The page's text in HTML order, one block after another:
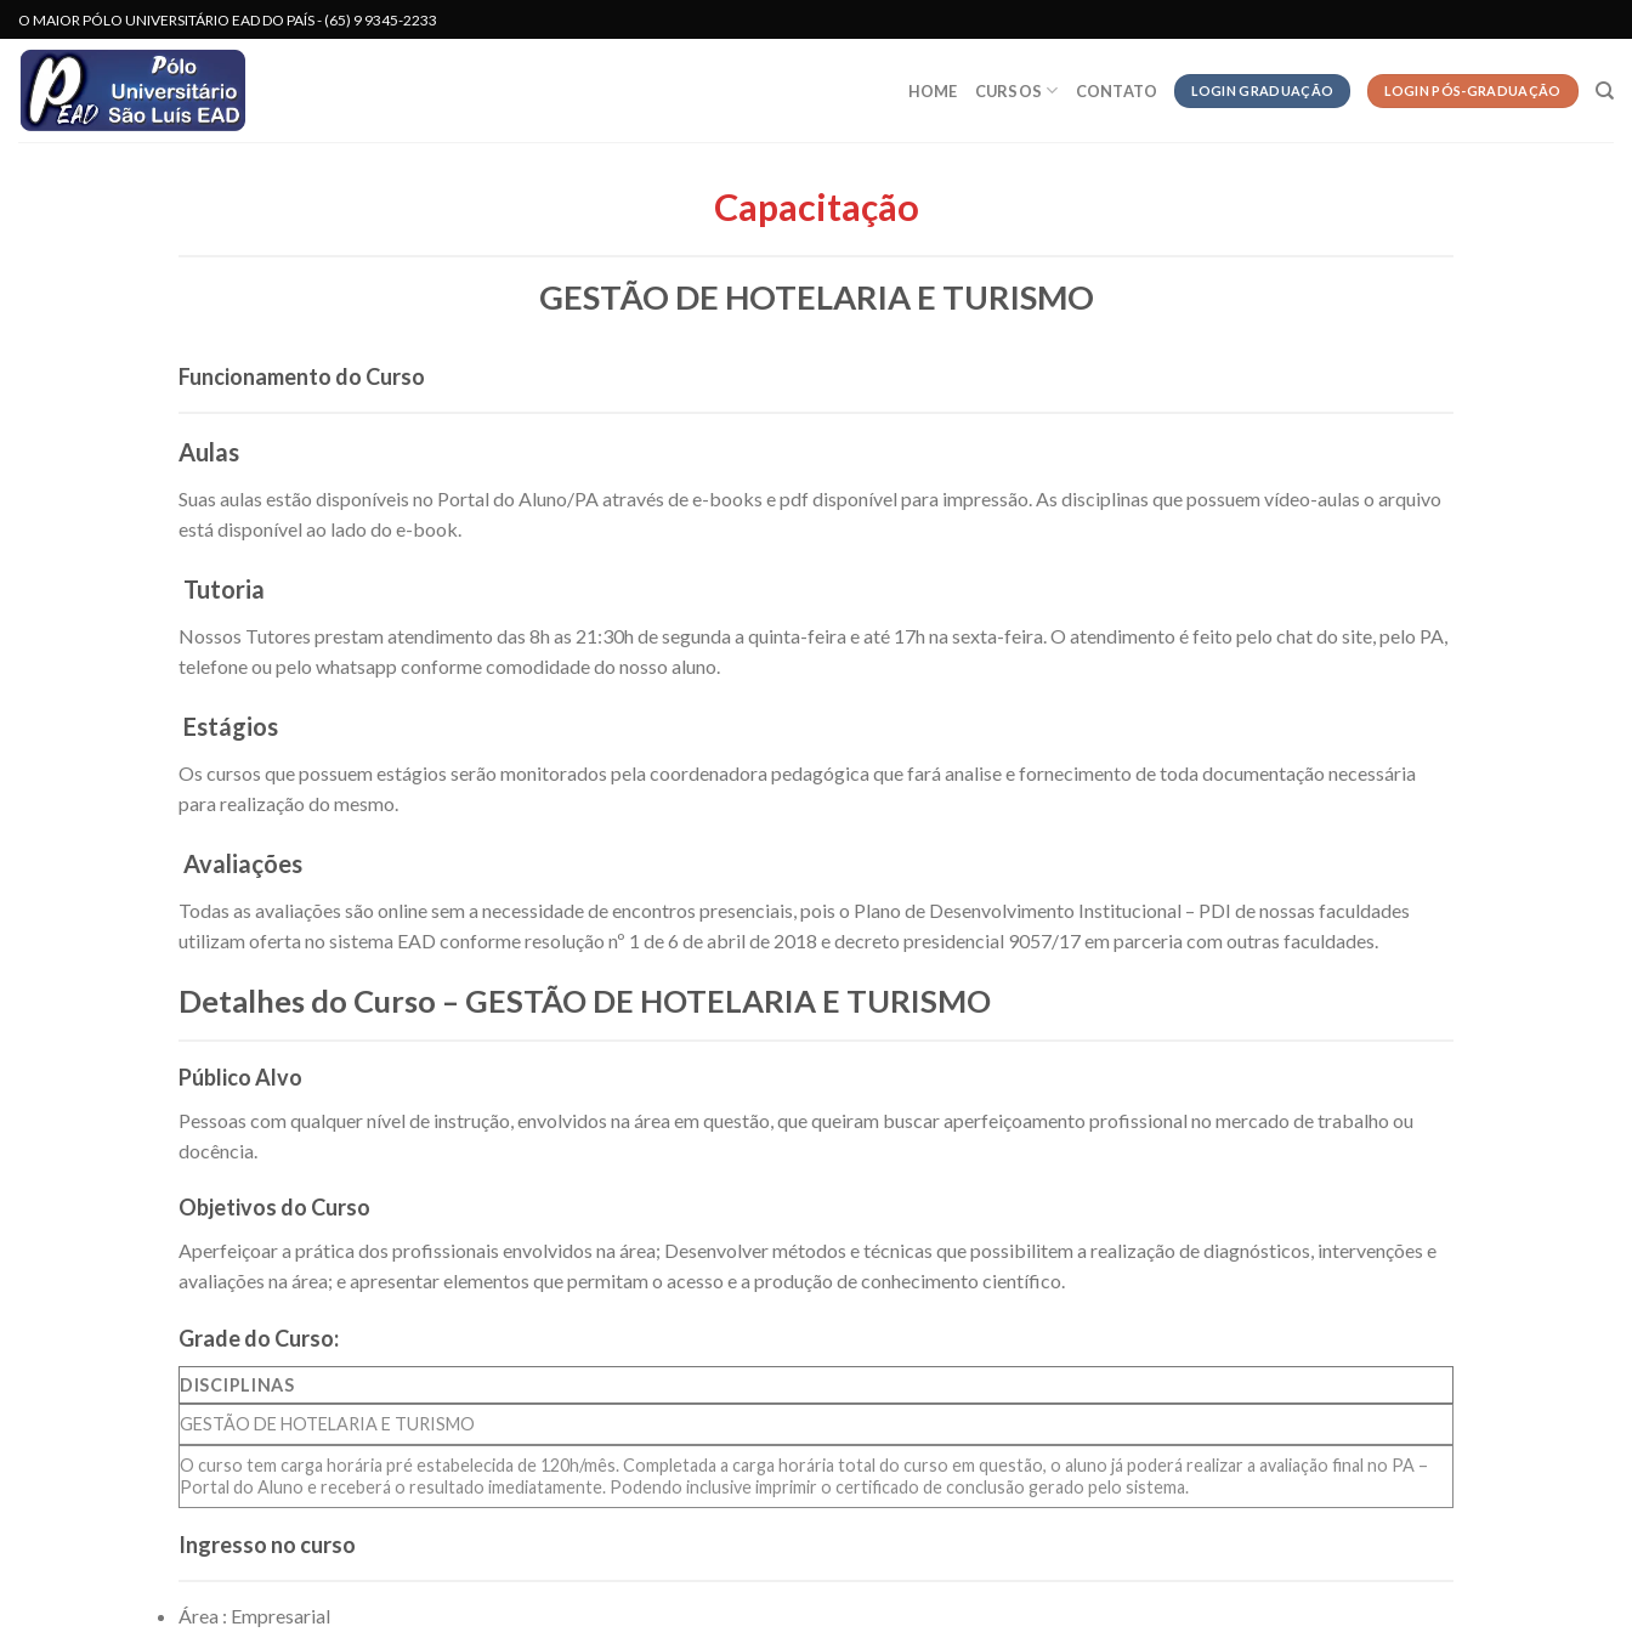
Skip
to
content
O MAIOR PÓLO UNIVERSITÁRIO EAD DO PAÍS - (65) 9 9345-2233
HOME CURSOS CONTATO LOGIN GRADUAÇÃO LOGIN PÓS-GRADUAÇÃO
Capacitação
GESTÃO DE HOTELARIA E TURISMO
Funcionamento do Curso
Aulas
Suas aulas estão disponíveis no Portal do Aluno/PA através de e-books e pdf disponível para impressão. As disciplinas que possuem vídeo-aulas o arquivo
está disponível ao lado do e-book.
Tutoria
Nossos Tutores prestam atendimento das 8h as 21:30h de segunda a quinta-feira e até 17h na sexta-feira. O atendimento é feito pelo chat do site, pelo PA,
telefone ou pelo whatsapp conforme comodidade do nosso aluno.
Estágios
Os cursos que possuem estágios serão monitorados pela coordenadora pedagógica que fará analise e fornecimento de toda documentação necessária
para realização do mesmo.
Avaliações
Todas as avaliações são online sem a necessidade de encontros presenciais, pois o Plano de Desenvolvimento Institucional – PDI de nossas faculdades
utilizam oferta no sistema EAD conforme resolução nº 1 de 6 de abril de 2018 e decreto presidencial 9057/17 em parceria com outras faculdades.
Detalhes do Curso – GESTÃO DE HOTELARIA E TURISMO
Público Alvo
Pessoas com qualquer nível de instrução, envolvidos na área em questão, que queiram buscar aperfeiçoamento profissional no mercado de trabalho ou
docência.
Objetivos do Curso
Aperfeiçoar a prática dos profissionais envolvidos na área; Desenvolver métodos e técnicas que possibilitem a realização de diagnósticos, intervenções e
avaliações na área; e apresentar elementos que permitam o acesso e a produção de conhecimento científico.
Grade do Curso:
DISCIPLINAS
GESTÃO DE HOTELARIA E TURISMO
O curso tem carga horária pré estabelecida de 120h/mês. Completada a carga horária total do curso em questão, o aluno já poderá realizar a avaliação final no PA –
Portal do Aluno e receberá o resultado imediatamente. Podendo inclusive imprimir o certificado de conclusão gerado pelo sistema.
Ingresso no curso
Área : Empresarial